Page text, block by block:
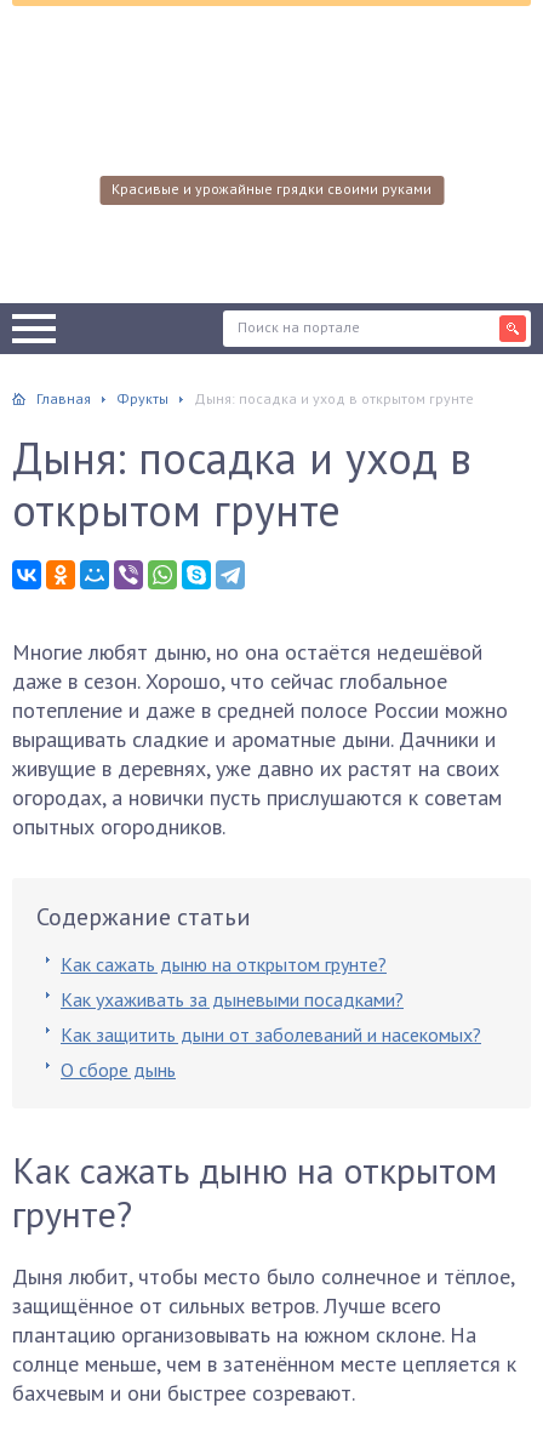
Красивые и урожайные грядки своими руками
Главная Фрукты Дыня: посадка и уход в открытом грунте
Дыня: посадка и уход в
открытом грунте
Многие любят дыню, но она остаётся недешёвой
даже в сезон. Хорошо, что сейчас глобальное
потепление и даже в средней полосе России можно
выращивать сладкие и ароматные дыни. Дачники и
живущие в деревнях, уже давно их растят на своих
огородах, а новички пусть прислушаются к советам
опытных огородников.
Содержание статьи
Как сажать дыню на открытом грунте?
Как ухаживать за дыневыми посадками?
Как защитить дыни от заболеваний и насекомых?
О сборе дынь
Как сажать дыню на открытом
грунте?
Дыня любит, чтобы место было солнечное и тёплое,
защищённое от сильных ветров. Лучше всего
плантацию организовывать на южном склоне. На
солнце меньше, чем в затенённом месте цепляется к
бахчевым и они быстрее созревают.